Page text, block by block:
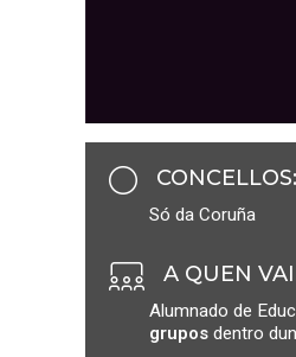
CONCELLOS:
Só da Coruña
A QUEN
Alumnado de
gruposdentro